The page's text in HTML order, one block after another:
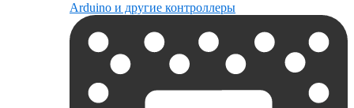
Arduino и другие контроллеры